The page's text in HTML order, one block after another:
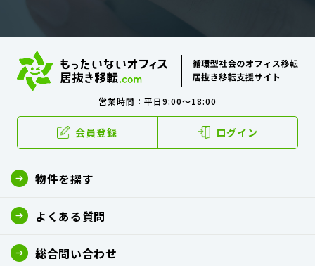
営業時間：平日9:00～18:00
会員登録 ログイン
物件を探す
よくある質問
総合問い合わせ